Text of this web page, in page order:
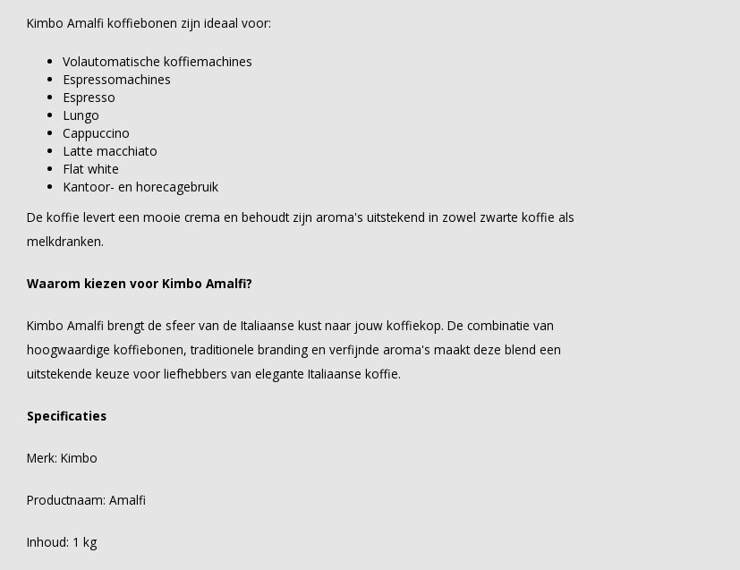
Kimbo Amalfi koffiebonen zijn ideaal voor:
Volautomatische koffiemachines
Espressomachines
Espresso
Lungo
Cappuccino
Latte macchiato
Flat white
Kantoor- en horecagebruik
De koffie levert een mooie crema en behoudt zijn aroma's uitstekend in zowel zwarte koffie als
melkdranken.
Waarom kiezen voor Kimbo Amalfi?
Kimbo Amalfi brengt de sfeer van de Italiaanse kust naar jouw koffiekop. De combinatie van
hoogwaardige koffiebonen, traditionele branding en verfijnde aroma's maakt deze blend een
uitstekende keuze voor liefhebbers van elegante Italiaanse koffie.
Specificaties
Merk: Kimbo
Productnaam: Amalfi
Inhoud: 1 kg